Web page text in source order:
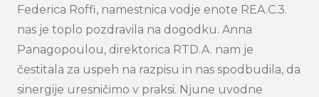
Federica Roffi, namestnica vodje enote REA.C.3.
nas je toplo pozdravila na dogodku. Anna
Panagopoulou, direktorica RTD.A. nam je
čestitala za uspeh na razpisu in nas spodbudila, da
sinergije uresničimo v praksi. Njune uvodne